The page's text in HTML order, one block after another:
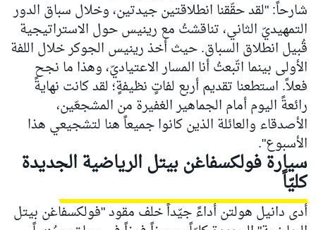
شارحاً: "لقد حقّقنا انطلاقتين جيدتين، وخلال سباق الدور
التمهيديّ الثاني، تناقشتُ مع رينيس حول الاستراتيجية
قُبيل انطلاق السباق. حيث أخذ رينيس الجوكر خلال اللفة
الأولى بينما اتّبعتُ أنا المسار الاعتياديّ، وهذا ما نجح
فعلاً. استطعنا تقديم أربع لفاتٍ نظيفةٍ؛ لقد كانت نهايةً
رائعةً اليوم أمام الجماهير الغفيرة من المشجعّين،
الأصدقاء والعائلة الذين كانوا جميعاً هنا لتشجيعي هذا
الأسبوع".
سيارة فولكسفاغن بيتل الرياضية الجديدة
كليّاً
أدى دانيل هولتن أداءً جيّداً خلف مقود "فولكسفاغن بيتل